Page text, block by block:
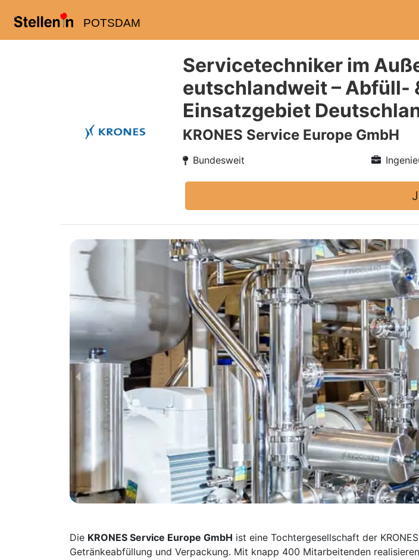
POTSDAM
Servicetechniker im
eutschlandweit – Abfüll-
Einsatzgebiet
KRONES Service Europe GmbH
Bundesweit
Die KRONES Service Europe GmbH ist eine Tochter­gesellschaft der
Getränke­abfüllung und Verpackung. Mit knapp 400 Mitarbei­tenden